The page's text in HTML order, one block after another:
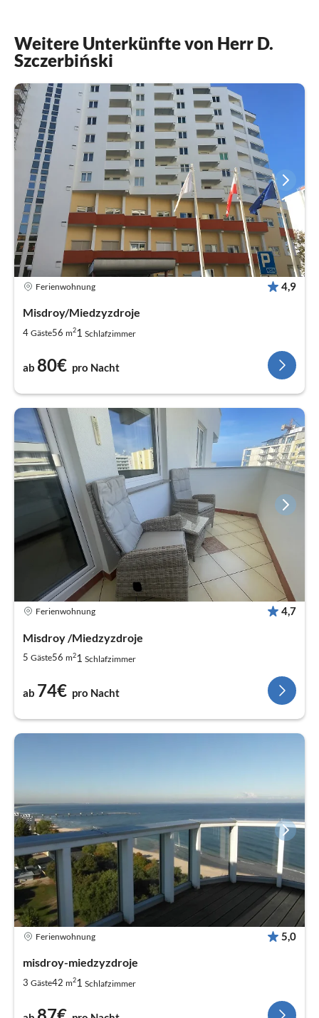
Weitere Unterkünfte von Herr D.
Szczerbiński
Ferienwohnung 4,9
Misdroy/Miedzyzdroje
4 Gäste56 m21 Schlafzimmer
ab 80€ pro Nacht
Ferienwohnung 4,7
Misdroy /Miedzyzdroje
5 Gäste56 m21 Schlafzimmer
ab 74€ pro Nacht
Ferienwohnung 5,0
misdroy-miedzyzdroje
3 Gäste42 m21 Schlafzimmer